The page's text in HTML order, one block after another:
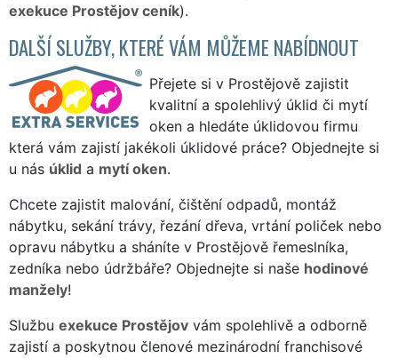
exekuce Prostějov ceník).
DALŠÍ SLUŽBY, KTERÉ VÁM MŮŽEME NABÍDNOUT
Přejete si v Prostějově zajistit
kvalitní a spolehlivý úklid či mytí
oken a hledáte úklidovou firmu
která vám zajistí jakékoli úklidové práce? Objednejte si
u nás úklid a mytí oken.
Chcete zajistit malování, čištění odpadů, montáž
nábytku, sekání trávy, řezání dřeva, vrtání poliček nebo
opravu nábytku a sháníte v Prostějově řemeslníka,
zedníka nebo údržbáře? Objednejte si naše hodinové
manžely!
Službu exekuce Prostějov vám spolehlivě a odborně
zajistí a poskytnou členové mezinárodní franchisové